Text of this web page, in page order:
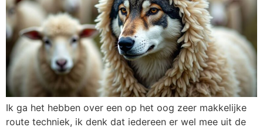
Ik ga het hebben over een op het oog zeer makkelijke
route techniek, ik denk dat iedereen er wel mee uit de